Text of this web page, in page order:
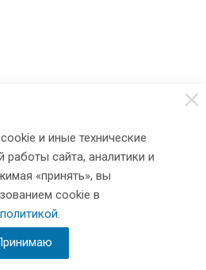
и иные технические
сайта, аналитики и
«принять», вы
cookie в
.